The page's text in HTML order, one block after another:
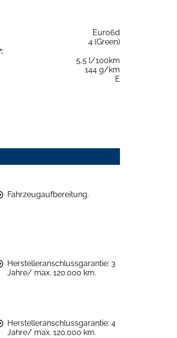
Euro6d
4 (Green)
5,5 l/100km
144 g/km
E
Fahrzeugaufbereitung.
Herstelleranschlussgarantie: 3
Jahre/ max. 120.000 km.
Herstelleranschlussgarantie: 4
Jahre/ max. 120.000 km.